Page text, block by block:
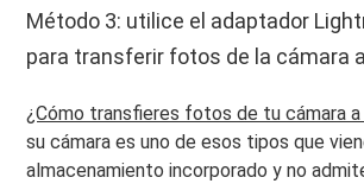
Método 3: utilice el adaptador
para transferir fotos de la cámara
¿Cómo transfieres fotos de tu cámara
su cámara es uno de esos tipos que
almacenamiento incorporado y no